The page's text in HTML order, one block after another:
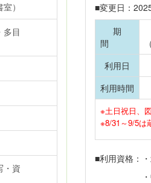
■変更日：
期
間
利用日
利用時間
※土日祝日、
※8/31～9/5は
■利用資格
・中学
）
多目
・資